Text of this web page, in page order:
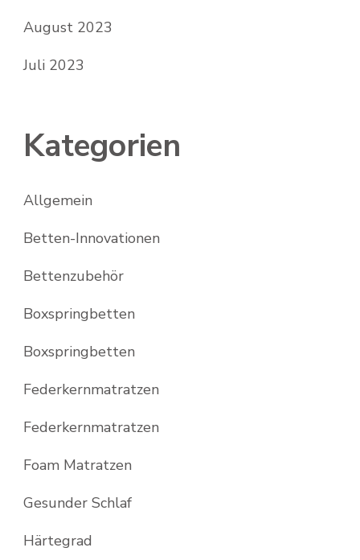
August 2023
Juli 2023
Kategorien
Allgemein
Betten-Innovationen
Bettenzubehör
Boxspringbetten
Boxspringbetten
Federkernmatratzen
Federkernmatratzen
Foam Matratzen
Gesunder Schlaf
Härtegrad